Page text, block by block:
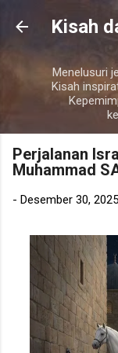
Kisah
Menelusuri
Kisah
Perjalanan
Muhammad
- Desember 30, 2025